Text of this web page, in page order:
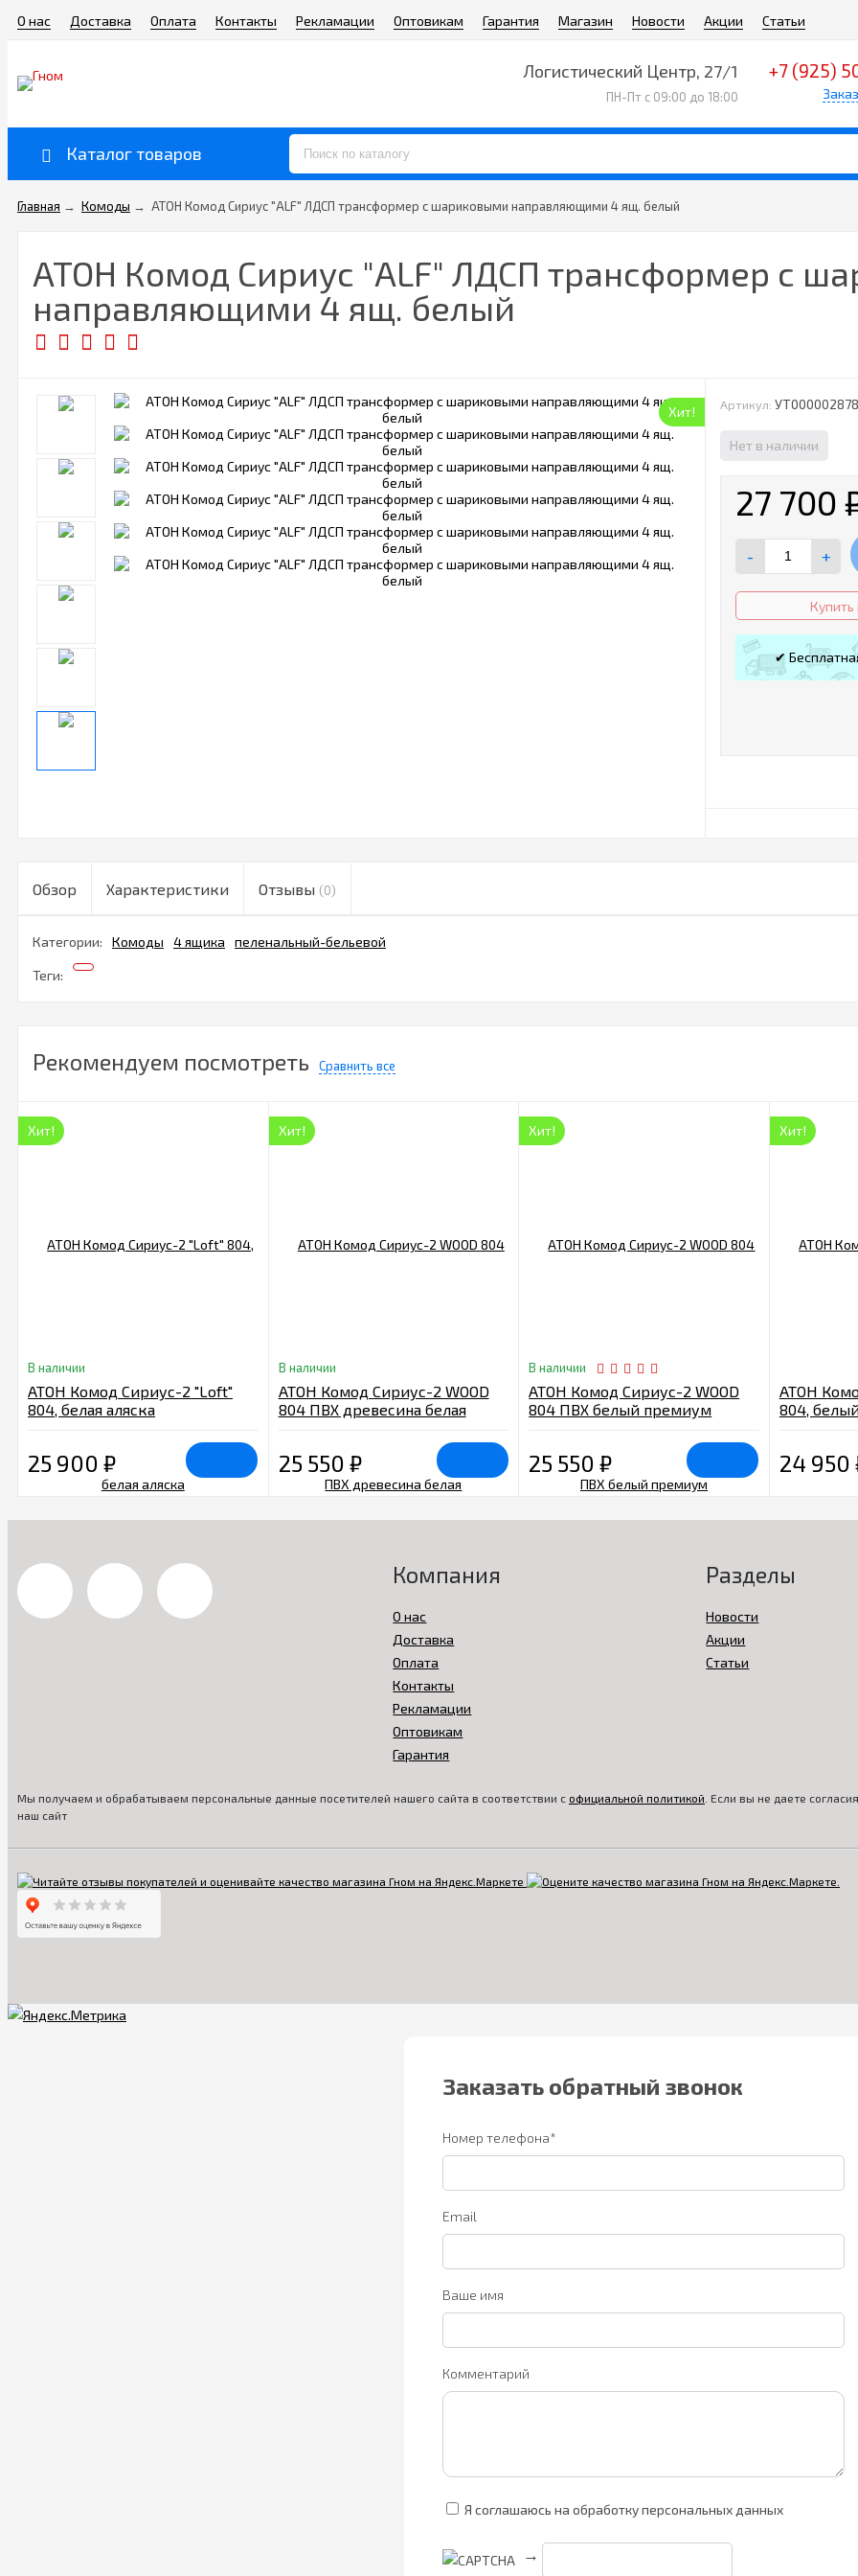
О нас Доставка Оплата Контакты Рекламации Оптовикам Гарантия Магазин Новости Акции Статьи
Логистический Центр, 27/1
ПН-Пт с 09:00 до 18:00
+7 (925)
Каталог товаров
Главная → Комоды → АТОН Комод Сириус "ALF" ЛДСП трансформер с шариковыми направляющими 4 ящ. белый
АТОН Комод Сириус "ALF" ЛДСП трансформер с
направляющими 4 ящ. белый
Хит! Артикул:
Нет в наличии
27 700
- +
Купить
✔
Обзор Характеристики Отзывы (0)
Категории: Комоды 4 ящика пеленальный-бельевой
Теги:
Рекомендуем посмотреть Сравнить все
Хит!
В наличии
АТОН Комод Сириус-2 "Loft"
804, белая аляска
25 900 ₽
Хит!
В наличии
АТОН Комод Сириус-2 WOOD
804 ПВХ древесина белая
25 550 ₽
Хит!
В наличии
АТОН Комод Сириус-2 WOOD
804 ПВХ белый премиум
25 550₽
Хит!
АТОН
804,
24 950
Компания
О нас
Доставка
Оплата
Контакты
Рекламации
Оптовикам
Гарантия
Разделы
Новости
Акции
Статьи
Мы получаем и обрабатываем персональные данные посетителей нашего сайта в соответствии с официальной политикой . Если вы не даете
наш сайт
Заказать обратный звонок
Номер телефона*
Email
Ваше имя
Комментарий
Я соглашаюсь на обработку персональных данных
→